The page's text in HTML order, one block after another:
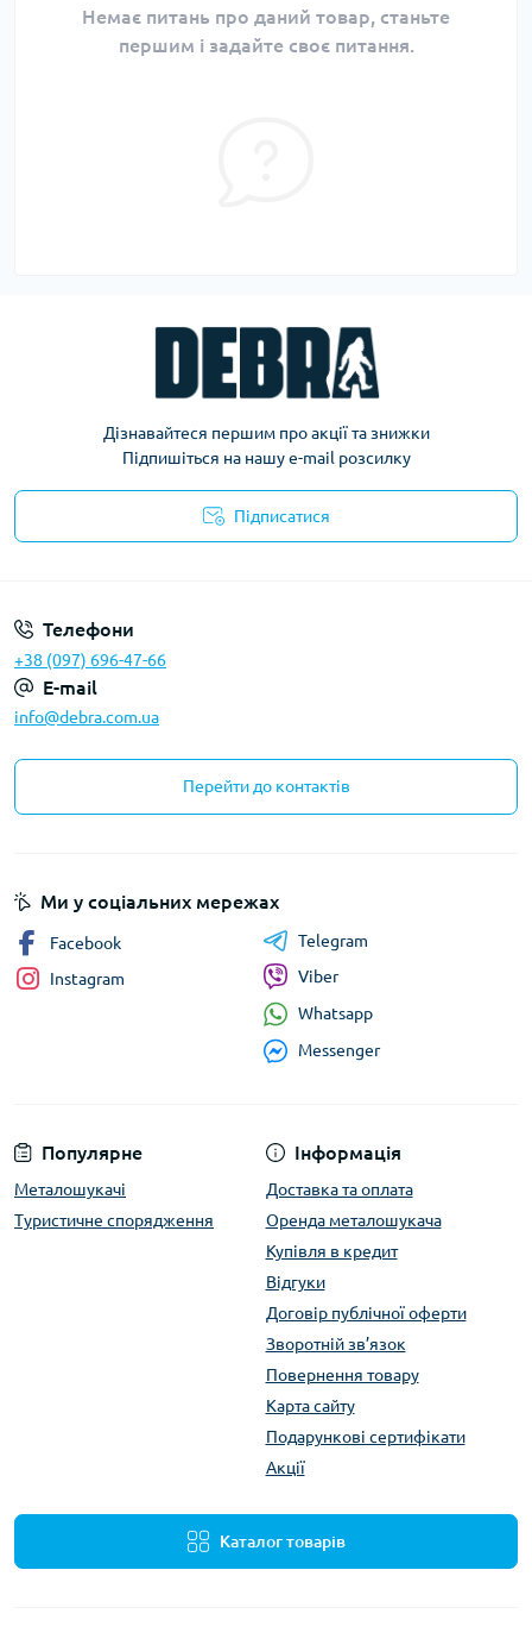
Немає питань про даний товар, станьте
першим і задайте своє питання.
Дізнавайтеся першим про акції та знижки
Підпишіться на нашу e-mail розсилку
Підписатися
Телефони
+38 (097) 696-47-66
E-mail
info@debra.com.ua
Перейти до контактів
Популярне
Металошукачі
Туристичне спорядження
Інформація
Доставка та оплата
Оренда металошукача
Купівля в кредит
Відгуки
Договір публічної оферти
Зворотній зв’язок
Повернення товару
Карта сайту
Подарункові сертифікати
Акції
Каталог товарів
Ми у соціальних мережах
Facebook
Instagram
Telegram
Viber
Whatsapp
Messenger